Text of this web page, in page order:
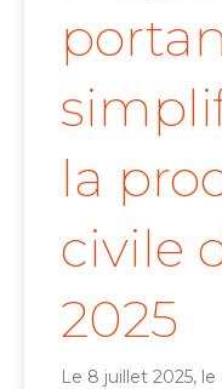
la
civile
2025
Le 8 juillet 2025,